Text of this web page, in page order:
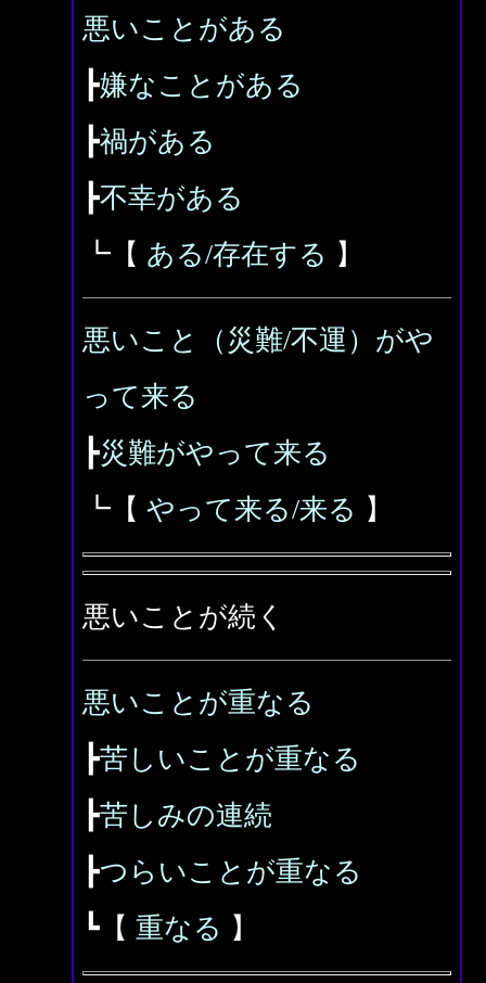
悪いことがある
┣嫌なことがある
┣禍がある
┣不幸がある
┗【 ある/存在する 】
悪いこと（災難/不運）がや
って来る
┣災難がやって来る
┗【 やって来る/来る 】
悪いことが続く
悪いことが重なる
┣苦しいことが重なる
┣苦しみの連続
┣つらいことが重なる
┗【 重なる 】